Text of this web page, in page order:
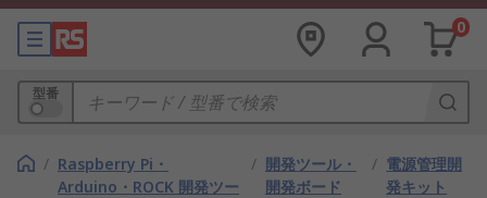
0
型番
/ Raspberry Pi・
Arduino・ROCK 開発ツー
/ 開発ツール・
開発ボード
/ 電源管理開
発キット